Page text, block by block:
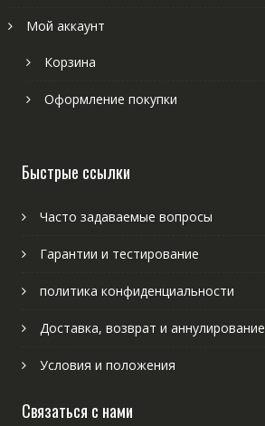
Мой аккаунт
Корзина
Оформление покупки
Быстрые ссылки
Часто задаваемые вопросы
Гарантии и тестирование
политика конфиденциальности
Доставка, возврат и аннулирование
Условия и положения
Связаться с нами